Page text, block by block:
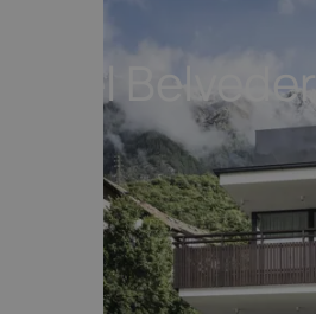
Hotel Belvedere